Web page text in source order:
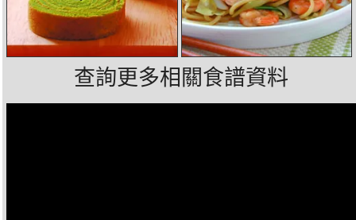
查詢更多相關食譜資料